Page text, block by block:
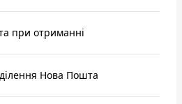
при отриманні
Нова Пошта